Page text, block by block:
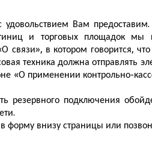
Вам
и торговых площадок мы
в котором говорится,
техника должна отправлять
«О применении контрольно-
резервного подключения
внизу страницы или